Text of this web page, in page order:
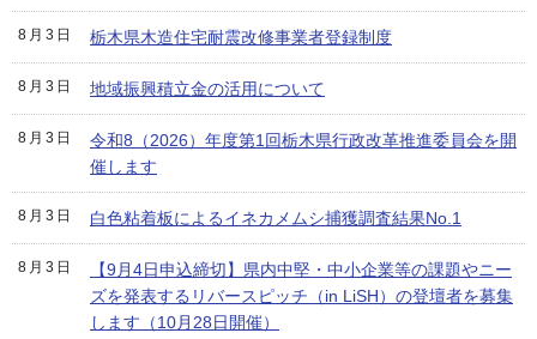
8月3日 栃木県木造住宅耐震改修事業者登録制度
8月3日 地域振興積立金の活用について
8月3日
令和8（2026）年度第1回栃木県行政改革推進委員会を開
催します
8月3日 白色粘着板によるイネカメムシ捕獲調査結果No.1
8月3日
【9月4日申込締切】県内中堅・中小企業等の課題やニー
ズを発表するリバースピッチ（in LiSH）の登壇者を募集
します（10月28日開催）